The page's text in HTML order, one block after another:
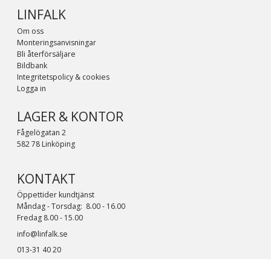
LINFALK
Om oss
Monteringsanvisningar
Bli återförsäljare
Bildbank
Integritetspolicy & cookies
Logga in
LAGER & KONTOR
Fågelögatan 2
582 78 Linköping
KONTAKT
Öppettider kundtjänst
Måndag - Torsdag: 8.00 - 16.00
Fredag 8.00 - 15.00
info@linfalk.se
013-31 40 20